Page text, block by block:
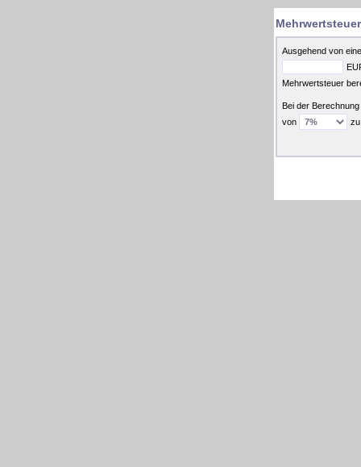
Ausgehend von
Mehrwertsteuer
Bei der
von